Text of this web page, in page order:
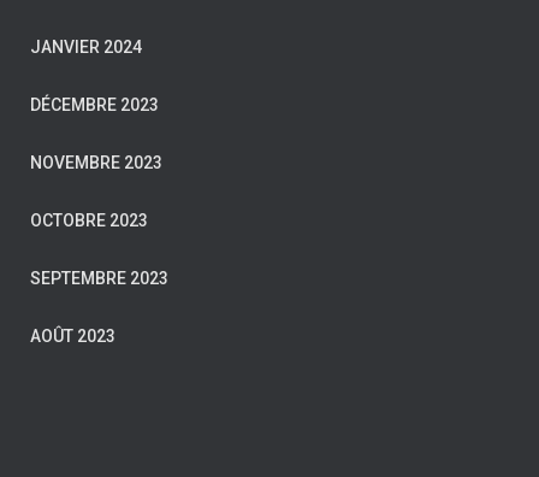
JANVIER 2024
DÉCEMBRE 2023
NOVEMBRE 2023
OCTOBRE 2023
SEPTEMBRE 2023
AOÛT 2023